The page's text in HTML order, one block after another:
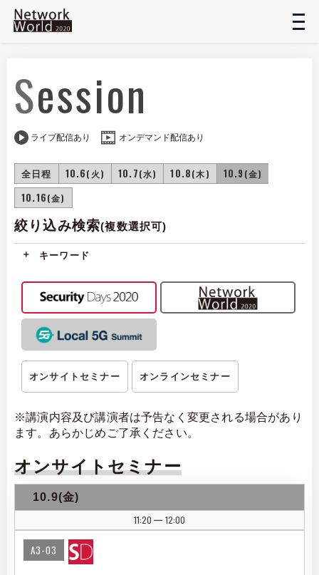
Session
全日程 10.6(火) 10.7(水) 10.8(木) 10.9 (金)
10.16(金)
ライブ配信あり オンデマンド配信あり
絞り込み検索(複数選択可)
キーワード
オンサイトセミナー オンラインセミナー
※講演内容及び講演者は予告なく変更される場合があり
ます。あらかじめご了承ください。
オンサイトセミナー
10.9(金)
11:20
| 12:00
A3-03